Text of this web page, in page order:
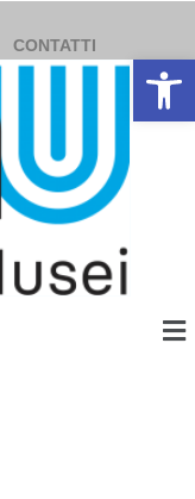
CONTATTI
Apri la